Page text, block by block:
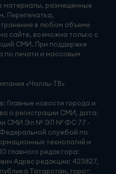
размещенные
Перепечатка,
в любом объеме
сайте, возможна только с
СМИ. При поддержке
по печати и массовым
«Чаллы-ТВ»
Главные новости города и
о регистрации СМИ, дата:
СМИ Эл № ЭЛ № ФС 77 -
Федеральной службой по
технологий и
главного редактора:
Адрес редакции: 423827,
Татарстан, город